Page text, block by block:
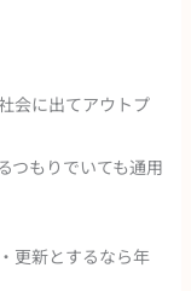
会に出てアウトプ
つもりでいても通用
更新とするなら年